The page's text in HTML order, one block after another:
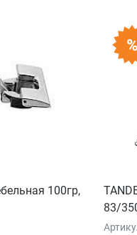
100гр,
83/